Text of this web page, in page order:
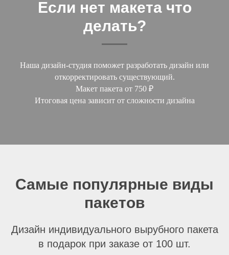
Если нет макета что
делать?
Наша дизайн-студия поможет разработать дизайн или
откорректировать существующий.
Макет пакета от 750 ₽
Итоговая цена зависит от сложности дизайна
Самые популярные виды
пакетов
Дизайн индивидуального вырубного пакета
в подарок при заказе от 100 шт.